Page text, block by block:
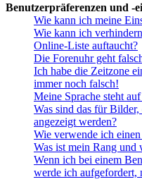
Benutzerpräferenzen und -
Wie kann ich meine
Wie kann ich
Online-Liste auftaucht?
Die Forenuhr geht
Ich habe die Zeitzone
immer noch falsch!
Meine Sprache steht
Was sind das für
angezeigt werden?
Wie verwende ich
Was ist mein Rang und
Wenn ich bei einem
werde ich aufgefordert,